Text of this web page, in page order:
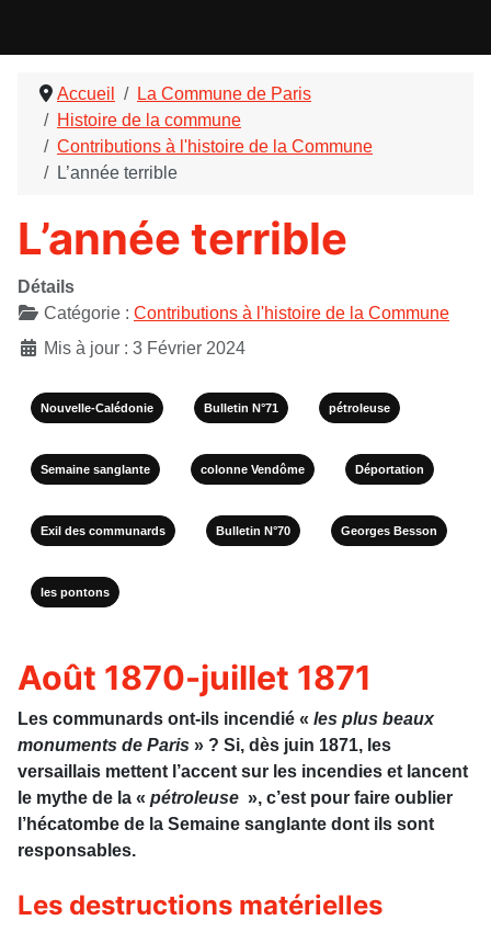
Accueil
La Commune de Paris
Histoire de la commune
Contributions à l'histoire de la Commune
L’année terrible
L’année terrible
Détails
Catégorie : Contributions à l'histoire de la Commune
Mis à jour : 3 Février 2024
Nouvelle-Calédonie Bulletin N°71 pétroleuse
Semaine sanglante colonne Vendôme Déportation
Exil des communards Bulletin N°70 Georges Besson
les pontons
Août 1870-juillet 1871
Les communards ont-ils incendié « les plus beaux
monuments de Paris » ? Si, dès juin 1871, les
versaillais mettent l’accent sur les incendies et lancent
le mythe de la « pétroleuse », c’est pour faire oublier
l’hécatombe de la Semaine sanglante dont ils sont
responsables.
Les destructions matérielles